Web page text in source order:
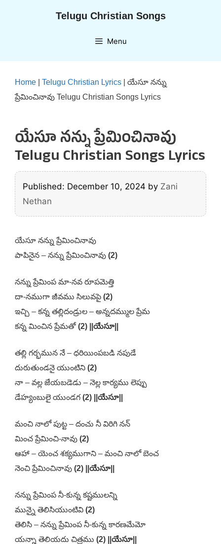
Telugu Christian Songs
Menu
Home Telugu Christian Lyrics
యేసూ నన్ను
ప్రేమించినావు Telugu Christian Songs Lyrics
యేసూ నన్ను ప్రేమించినావు
Telugu Christian Songs Lyrics
Published: December 10, 2024 by Zani
Nethan
యేసూ నన్ను ప్రేమించినావు
పాపినైన – నన్ను ప్రేమించినావు (2)
నన్ను ప్రేమింప మా-నవ రూపమెత్తి
దా-నముగా జీవము సిలువపై (2)
ఇచ్చి – కన్న తల్లిదండ్రుల – అన్నదమ్ముల ప్రేమ
కన్న మించిన ప్రేమతో (2) ||యేసూ||
తల్లి గర్భమున నే – ధరియింపబడి నపుడే
దురుతుండనై యుంటిని (2)
నా – వల్ల జేయబడెడు – నెల్ల కార్యము లెప్పు
డేహ్యంబులై యుండగ(2) ||యేసూ||
మంచి నాలో పుట్ట – దంచు నీ విరిగి నన్
మించ ప్రేమించి-నావు (2)
ఆహా – యెంచ శక్యముగాని – మంచి నాలో బెంచ
నెంచి ప్రేమించినావు (2) ||యేసూ||
నన్ను ప్రేమింప నీ-కున్న కష్టములన్ని
మున్నై తెలిసియుంటివి (2)
తెలిసి – నన్ను ప్రేమింప నీ-కున్న కారణమేమో
యన్నా తెలియదు చిత్రము (2) ||యేసూ||